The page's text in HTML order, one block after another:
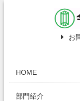
お
HOME
部門紹介